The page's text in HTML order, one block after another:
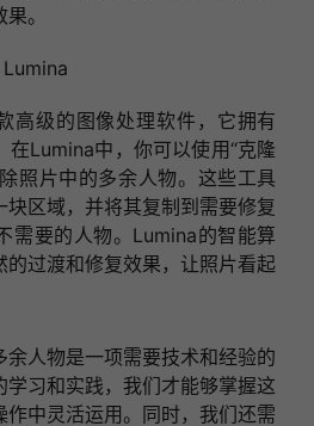
。
高级的图像处理软件，它拥有
在Lumina中，你可以使用“克隆
照片中的多余人物。这些工具
块区域，并将其复制到需要修复
需要的人物。Lumina的智能算
的过渡和修复效果，让照片看起
余人物是一项需要技术和经验的
学习和实践，我们才能够掌握这
作中灵活运用。同时，我们还需